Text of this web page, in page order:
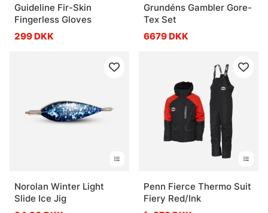
Guideline Fir-Skin
Fingerless Gloves
299 DKK
Grundéns Gambler Gore-
Tex Set
6679 DKK
Norolan Winter Light
Slide Ice Jig
Penn Fierce Thermo Suit
Fiery Red/Ink